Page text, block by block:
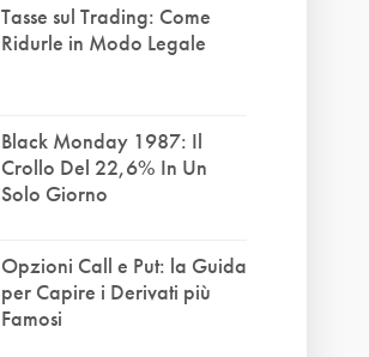
Tasse sul Trading: Come
Ridurle in Modo Legale
Black Monday 1987: Il
Crollo Del 22,6% In Un
Solo Giorno
Opzioni Call e Put: la Guida
per Capire i Derivati più
Famosi